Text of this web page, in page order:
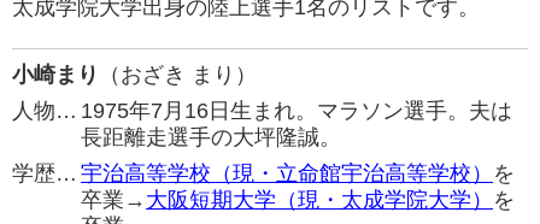
太成学院大学出身の陸上選手1名のリストです。
小崎まり
（おざき まり）
人物… 1975年7月16日生まれ。マラソン選手。夫は
長距離走選手の大坪隆誠。
学歴… 宇治高等学校（現・立命館宇治高等学校） を
卒業→ 大阪短期大学（現・太成学院大学） を